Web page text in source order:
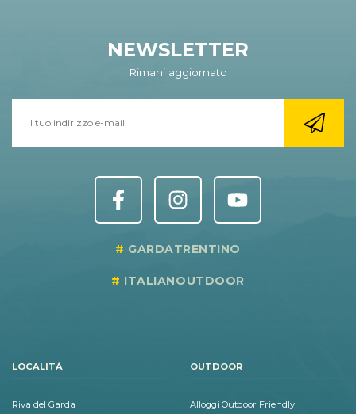
NEWSLETTER
Rimani aggiornato
GARDATRENTINO
ITALIANOUTDOOR
LOCALITÀ
Riva del Garda
OUTDOOR
Alloggi Outdoor Friendly